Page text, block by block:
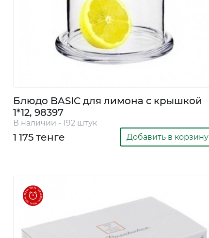
Экибастуз
Экибастуз
Блюдо BASIC для лимона с крышкой
1*12, 98397
В наличии - 192 штук
1 175 тенге Добавить в корзину